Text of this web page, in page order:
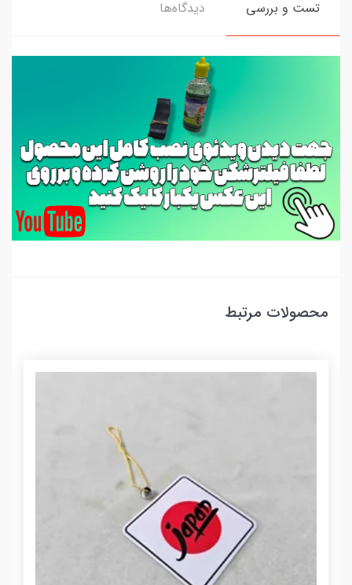
تست و بررسی دیدگاه‌ها
محصولات مرتبط